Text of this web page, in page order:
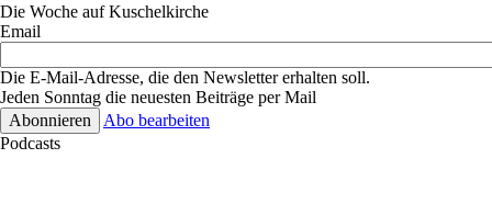
Die Woche auf Kuschelkirche
Email
Die E-Mail-Adresse, die den Newsletter erhalten soll.
Jeden Sonntag die neuesten Beiträge per Mail
Abo bearbeiten
Podcasts